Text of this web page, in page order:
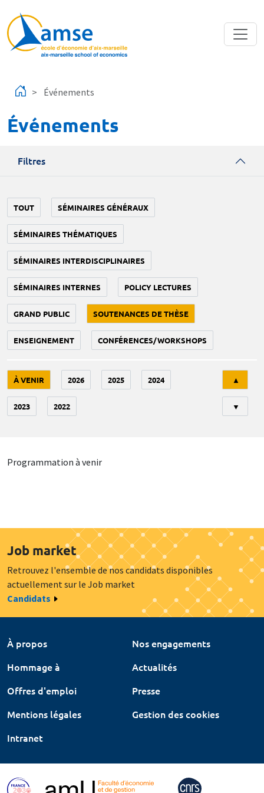
Événements
Événements
Filtres
TOUT SÉMINAIRES GÉNÉRAUX
SÉMINAIRES THÉMATIQUES
SÉMINAIRES INTERDISCIPLINAIRES
SÉMINAIRES INTERNES POLICY LECTURES
GRAND PUBLIC SOUTENANCES DE THÈSE
ENSEIGNEMENT CONFÉRENCES/WORKSHOPS
À VENIR 2026 2025 2024
2023 2022
▲
▼
Programmation à venir
Job market
Retrouvez l'ensemble de nos candidats disponibles
actuellement sur le Job market
Candidats
À propos
Nos engagements
Hommage à
Actualités
Offres d'emploi
Presse
Mentions légales
Gestion des cookies
Intranet